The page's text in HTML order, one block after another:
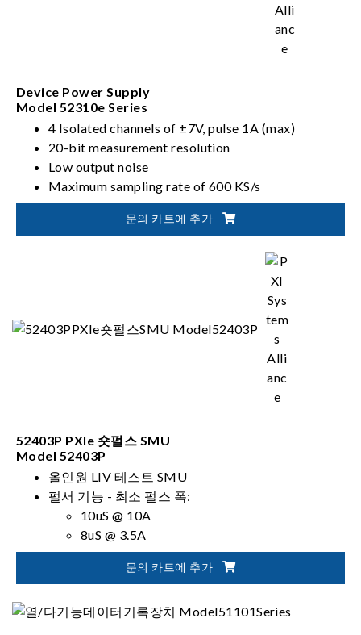
Device Power Supply
Model 52310e Series
4 Isolated channels of ±7V, pulse 1A (max)
20-bit measurement resolution
Low output noise
Maximum sampling rate of 600 KS/s
문의 카트에 추가
52403P PXIe 숏펄스 SMU
Model 52403P
올인원 LIV 테스트 SMU
펄서 기능 - 최소 펄스 폭:
10uS @ 10A
8uS @ 3.5A
5uS @ 1A/250mA
최대 3uH 인덕턴스 - 테스트 리드와 DUT 사이의 간
SMU 기능 ± 25V, DC 3.5A
문의 카트에 추가